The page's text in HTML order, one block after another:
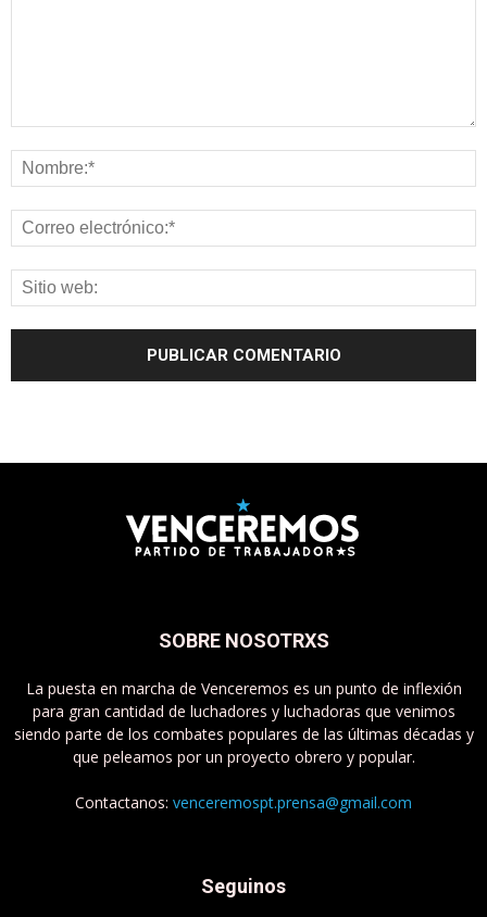
SOBRE NOSOTRXS
La puesta en marcha de Venceremos es un punto de inflexión
para gran cantidad de luchadores y luchadoras que venimos
siendo parte de los combates populares de las últimas décadas y
que peleamos por un proyecto obrero y popular.
Contactanos: venceremospt.prensa@gmail.com
Seguinos